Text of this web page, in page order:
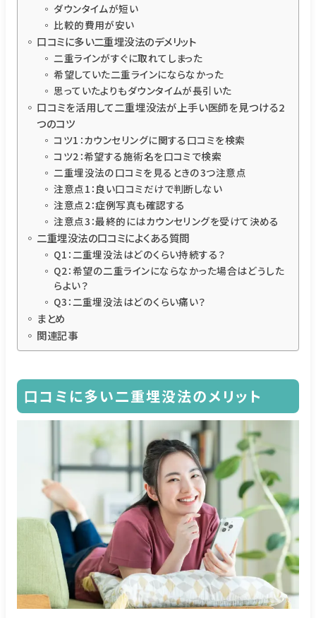
ダウンタイムが短い
比較的費用が安い
口コミに多い二重埋没法のデメリット
二重ラインがすぐに取れてしまった
希望していた二重ラインにならなかった
思っていたよりもダウンタイムが長引いた
口コミを活用して二重埋没法が上手い医師を見つける2
つのコツ
コツ1：カウンセリングに関する口コミを検索
コツ2：希望する施術名を口コミで検索
二重埋没法の口コミを見るときの3つ注意点
注意点1：良い口コミだけで判断しない
注意点2：症例写真も確認する
注意点3：最終的にはカウンセリングを受けて決める
二重埋没法の口コミによくある質問
Q1：二重埋没法はどのくらい持続する？
Q2：希望の二重ラインにならなかった場合はどうした
らよい？
Q3：二重埋没法はどのくらい痛い？
まとめ
関連記事
口コミに多い二重埋没法のメリット